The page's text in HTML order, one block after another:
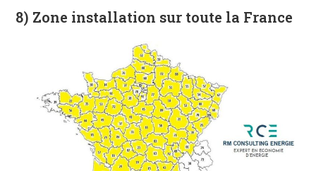
8) Zone installation sur toute la France